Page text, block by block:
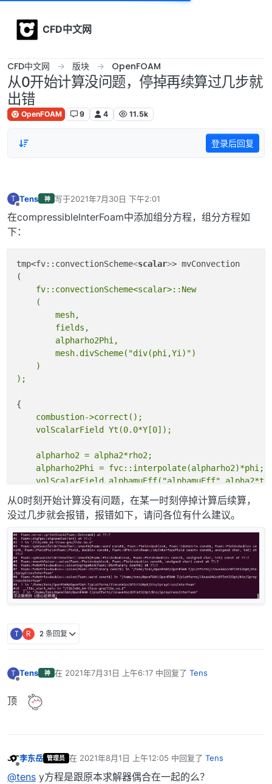
CFD中文网
CFD中文网 版块 OpenFOAM
从0开始计算没问题，停掉再续算过几步就
出错
OpenFOAM 9 4 11.5k
登录后回复
T Tens 神 写于2021年7月30日 下午2:01
最后由 编辑
在compressibleInterFoam中添加组分方程，组分方程如
下：
tmp<fv::convectionScheme<scalar>> mvConvection
    fv::convectionScheme<scalar>::New
    (
        mesh,
        fields,
        alpharho2Phi,
        mesh.divScheme("div(phi,Yi)")
    )
    combustion->correct();
    alpharho2 = alpha2*rho2;
    alpharho2Phi = fvc::interpolate(alpharho2)*phi;
    forAll(Y, i)
    {
if (i != inertIndex &&
        {
            fvScalarMatrix YEqn
            (
              - fvm::laplacian(alphamuEff, Yi)
              + combustion->R(Yi)
从0时刻开始计算没有问题，在某一时刻停掉计算后续算，
没过几步就会报错，报错如下，请问各位有什么建议。
T R 2 条回复
T
离线
Tens 神 在 2021年7月31日 上午6:17中回复了 Tens
最后由 编辑
顶
离线
李东岳 管理员 在 2021年8月1日 上午12:05 中回复了 Tens
最后由 编辑
@tens y方程是跟原本求解器偶合在一起的么？